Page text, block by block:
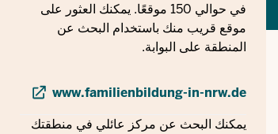
في حوالي 150 موقعًا. يمكنك العثور على
موقع قريب منك باستخدام البحث عن
المنطقة على البوابة.
www.familienbildung-in-nrw.de
يمكنك البحث عن مركز عائلي في منطقتك